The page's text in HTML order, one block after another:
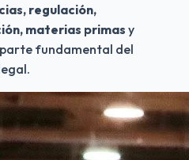
regulación,
materias primas y
fundamental del